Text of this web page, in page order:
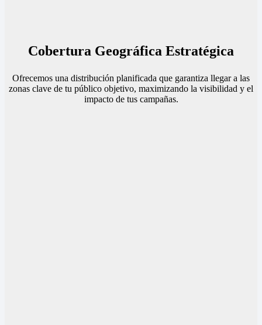
Cobertura Geográfica Estratégica
Ofrecemos una distribución planificada que garantiza llegar a las
zonas clave de tu público objetivo, maximizando la visibilidad y el
impacto de tus campañas.